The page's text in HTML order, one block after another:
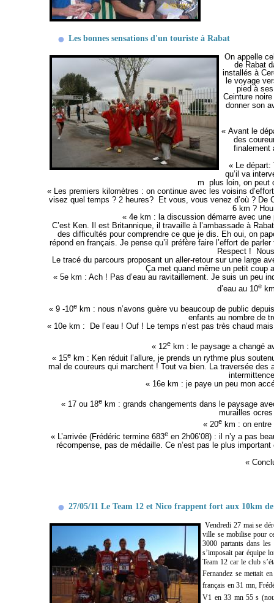
Les bonnes sensations d'un touriste à Rabat
On appelle
de Rabat
installés à
le voyage
pied à
Ceinture
donner son
« Avant le
des
finalement
« Le départ:
qu’il va
m plus loin, on peut
« Les premiers kilomètres : on continue avec les voisins
visez quel temps ? 2 heures? Et vous, vous venez d’où ?
6 km ?
« 4e km : la discussion démarre avec
C’est Ken. Il est Britannique, il travaille à l’ambassade à
des difficultés pour comprendre ce que je dis. Eh oui, on
répond en français. Je pense qu’il préfère faire l’effort de
Respect !
Le tracé du parcours proposant un aller-retour sur une large
Ça met quand même un petit coup
« 5e km : Ach ! Pas d’eau au ravitaillement. Je suis un peu
d’eau au 10e
« 9 -10e km : nous n’avons guère vu beaucoup de public
enfants au nombre de
« 10e km : De l’eau ! Ouf ! Le temps n’est pas très chaud
« 12e km : le paysage a changé
« 15e km : Ken réduit l’allure, je prends un rythme plus
mal de coureurs qui marchent ! Tout va bien. La traversée
« 16e km : je paye un peu mon
« 17 ou 18e km : grands changements dans le paysage
murailles
« 20e km : on
« L’arrivée (Frédéric termine 683e en 2h06’08) : il n’y a pas
récompense, pas de médaille. Ce n’est pas le plus
«
27/05/11 Le Team 12 et Nico frappent fort aux 10km
Vendredi 27 mai se
ville se mobilise pour
3000 partants dans
s’imposait par équipe
Team 12 car le club
Fernandez se mettait
français en 31 mn,
V1 en 33 mn 55 s